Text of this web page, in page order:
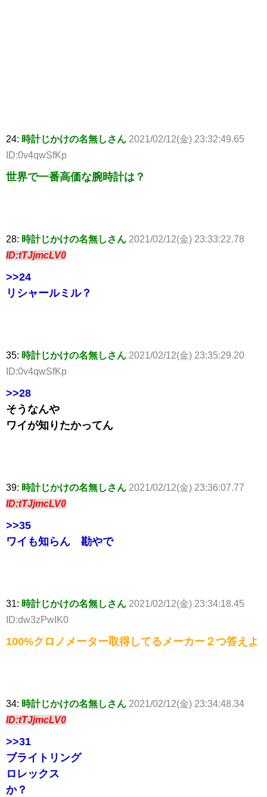
24: 時計じかけの名無しさん 2021/02/12(金) 23:32:49.65
ID:0v4qwSfKp
世界で一番高価な腕時計は？
28: 時計じかけの名無しさん 2021/02/12(金) 23:33:22.78
ID:tTJjmcLV0
>>24
リシャールミル？
35: 時計じかけの名無しさん 2021/02/12(金) 23:35:29.20
ID:0v4qwSfKp
>>28
そうなんや
ワイが知りたかってん
39: 時計じかけの名無しさん 2021/02/12(金) 23:36:07.77
ID:tTJjmcLV0
>>35
ワイも知らん 勘やで
31: 時計じかけの名無しさん 2021/02/12(金) 23:34:18.45
ID:dw3zPwIK0
100%クロノメーター取得してるメーカー２つ答えよ
34: 時計じかけの名無しさん 2021/02/12(金) 23:34:48.34
ID:tTJjmcLV0
>>31
ブライトリング
ロレックス
か？